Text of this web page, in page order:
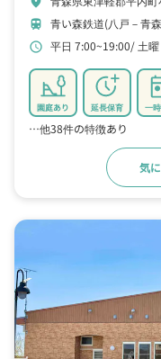
train 青い森鉄道(八戸－青
schedule 平日 7:00~19:00 土
園庭あり 延長保育 一
…他38件の特徴あり
気